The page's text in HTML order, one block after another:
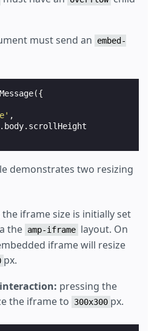
must send an
embed-
({
,
. body. scrollHeight
demonstrates two resizing
the iframe size is initially set
the amp-iframe layout. On
iframe will resize
px.
interaction: pressing the
the iframe to
300x300 px.